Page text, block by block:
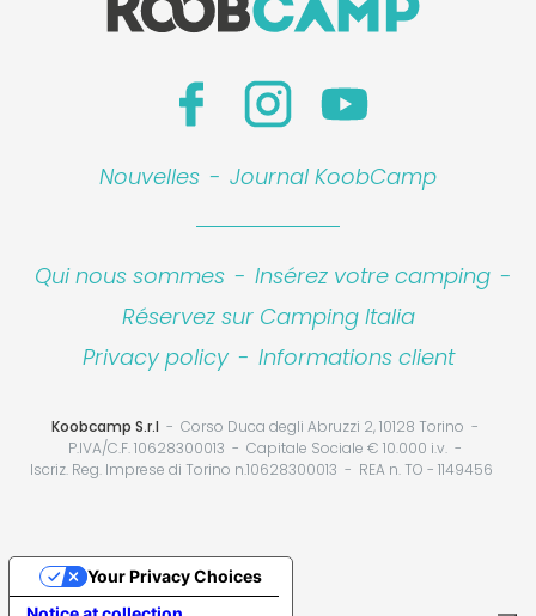
Nouvelles - Journal KoobCamp
Qui nous sommes - Insérez votre camping -
Réservez sur Camping Italia
Privacy policy - Informations client
Koobcamp S.r.l
Corso Duca degli Abruzzi 2, 10128 Torino
P.IVA/C.F. 10628300013
Capitale Sociale € 10.000 i.v.
Iscriz. Reg. Imprese di Torino n.10628300013
REA n. TO - 1149456
Your Privacy Choices